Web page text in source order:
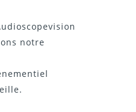
notre